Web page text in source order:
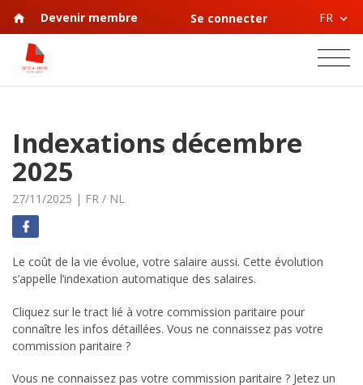
Devenir membre Se connecter FR
Indexations décembre
2025
27/11/2025 | FR / NL
Le coût de la vie évolue, votre salaire aussi. Cette évolution
s’appelle l’indexation automatique des salaires.
Cliquez sur le tract lié à votre commission paritaire pour
connaître les infos détaillées. Vous ne connaissez pas votre
commission paritaire ?
Vous ne connaissez pas votre commission paritaire ? Jetez un